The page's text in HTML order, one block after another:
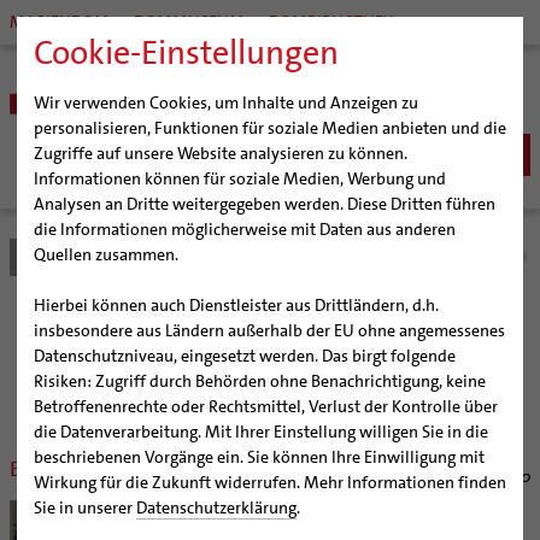
Cookie-Einstellungen
Wir verwenden Cookies, um Inhalte und Anzeigen zu
personalisieren, Funktionen für soziale Medien anbieten und die
Zugriffe auf unsere Website analysieren zu können.
Informationen können für soziale Medien, Werbung und
Analysen an Dritte weitergegeben werden. Diese Dritten führen
die Informationen möglicherweise mit Daten aus anderen
Quellen zusammen.
Hierbei können auch Dienstleister aus Drittländern, d.h.
insbesondere aus Ländern außerhalb der EU ohne angemessenes
Datenschutzniveau, eingesetzt werden. Das birgt folgende
Risiken: Zugriff durch Behörden ohne Benachrichtigung, keine
Betroffenenrechte oder Rechtsmittel, Verlust der Kontrolle über
die Datenverarbeitung. Mit Ihrer Einstellung willigen Sie in die
beschriebenen Vorgänge ein. Sie können Ihre Einwilligung mit
Wirkung für die Zukunft widerrufen. Mehr Informationen finden
Sie in unserer Datenschutzerklärung.
MARIENDOM DOMMUSEUM DOMBIBLIOTHEK
BISTUM
Bischöfe
Weihbischof Dr. Martin Marahrens
Bischof em. Norbert Trelle
Weihbischof em. Bongartz
Weihbischof em. Schwerdtfeger
Weihbischof em. Koitz
Bischof em. Dr. Wüstenberg
Generalvikariat
Gremien
Diözesangericht
Gemeindegremien
Pfarrgemeinden
Hildesheimer Dom
Virtueller Rundgang durch den Dom
Tausendjähriger Rosenstock
Die Hildesheimer Dommusik
Wallfahrten | Pilgern
Termine Wallfahrten und Pilgern
Jakobswege im Bistum Hildesheim
Veranstaltungen
Strategieprozess
Jugend
Bistum Hildesheim
Nachrichtenarchiv
der Bischöflichen Pressestelle Hildesheim (bph)
Bewährungsprobe des Glaubens 28.10.2010
Hildesheim/Helmstedt (bph) Das Bistum